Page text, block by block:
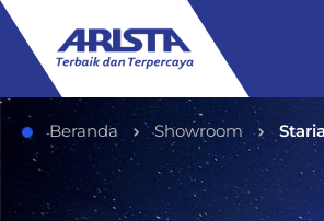
Beranda Showroom Staria